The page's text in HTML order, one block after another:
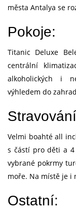
města Antalya se
Pokoje:
Titanic Deluxe
centrální
alkoholických i
výhledem do
Velmi boahté all
s částí pro děti a 4
vybrané pokrmy
moře. Na místě je i
Ostatní: